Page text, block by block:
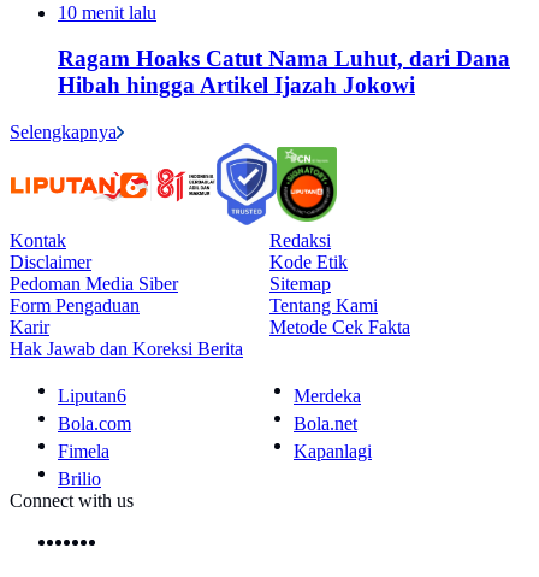
10 menit lalu
Ragam Hoaks Catut Nama Luhut, dari Dana
Hibah hingga Artikel Ijazah Jokowi
Selengkapnya
Kontak
Redaksi
Disclaimer
Kode Etik
Pedoman Media Siber
Sitemap
Form Pengaduan
Tentang Kami
Karir
Metode Cek Fakta
Hak Jawab dan Koreksi Berita
Liputan6
Merdeka
Bola.com
Bola.net
Fimela
Kapanlagi
Brilio
Connect with us